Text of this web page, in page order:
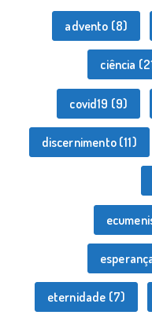
advento (8)
ciência
covid19 (9)
discernimento(11)
eternidade (7)